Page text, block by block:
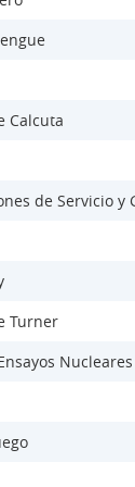
Calcuta
de Servicio y
Turner
Nucleares